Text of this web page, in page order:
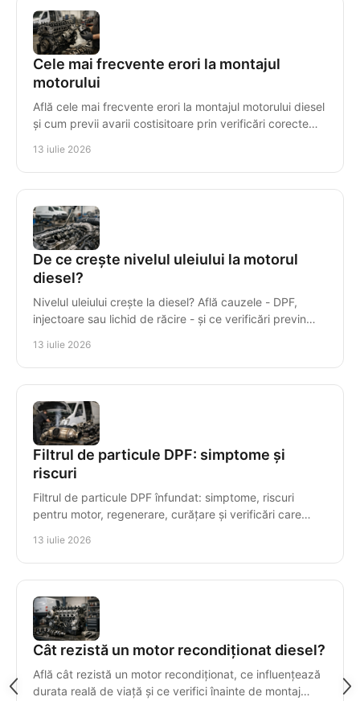
Cele mai frecvente erori la montajul
motorului
Află cele mai frecvente erori la montajul motorului diesel
și cum previi avarii costisitoare prin verificări corecte
13 iulie 2026
De ce crește nivelul uleiului la motorul
diesel?
Nivelul uleiului crește la diesel? Află cauzele - DPF,
injectoare sau lichid de răcire - și ce verificări previn
13 iulie 2026
Filtrul de particule DPF: simptome și
riscuri
Filtrul de particule DPF înfundat: simptome, riscuri
pentru motor, regenerare, curățare și verificări care
13 iulie 2026
Cât rezistă un motor recondiționat diesel?
Află cât rezistă un motor recondiționat, ce influențează
durata reală de viață și ce verifici înainte de montaj